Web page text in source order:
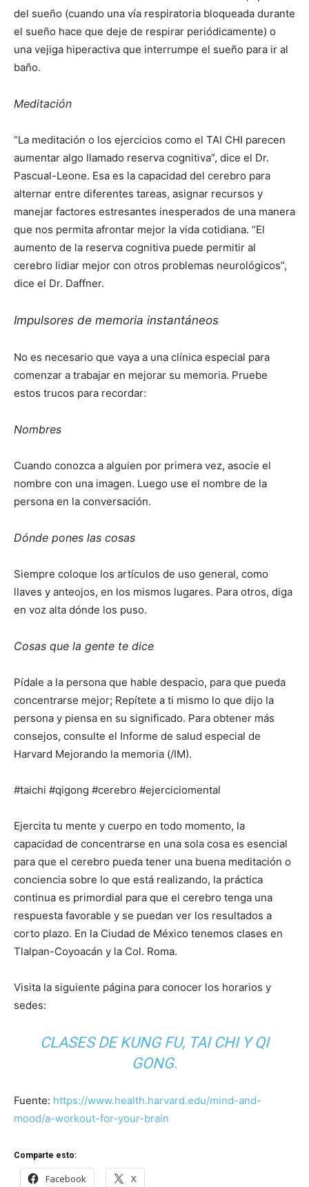
del sueño (cuando una vía respiratoria bloqueada durante
el sueño hace que deje de respirar periódicamente) o
una vejiga hiperactiva que interrumpe el sueño para ir al
baño.
Meditación
“La meditación o los ejercicios como el TAI CHI parecen
aumentar algo llamado reserva cognitiva”, dice el Dr.
Pascual-Leone. Esa es la capacidad del cerebro para
alternar entre diferentes tareas, asignar recursos y
manejar factores estresantes inesperados de una manera
que nos permita afrontar mejor la vida cotidiana. “El
aumento de la reserva cognitiva puede permitir al
cerebro lidiar mejor con otros problemas neurológicos”,
dice el Dr. Daffner.
Impulsores de memoria instantáneos
No es necesario que vaya a una clínica especial para
comenzar a trabajar en mejorar su memoria. Pruebe
estos trucos para recordar:
Nombres
Cuando conozca a alguien por primera vez, asocie el
nombre con una imagen. Luego use el nombre de la
persona en la conversación.
Dónde pones las cosas
Siempre coloque los artículos de uso general, como
llaves y anteojos, en los mismos lugares. Para otros, diga
en voz alta dónde los puso.
Cosas que la gente te dice
Pídale a la persona que hable despacio, para que pueda
concentrarse mejor; Repítete a ti mismo lo que dijo la
persona y piensa en su significado. Para obtener más
consejos, consulte el Informe de salud especial de
Harvard Mejorando la memoria (/IM).
#taichi #qigong #cerebro #ejerciciomental
Ejercita tu mente y cuerpo en todo momento, la
capacidad de concentrarse en una sola cosa es esencial
para que el cerebro pueda tener una buena meditación o
conciencia sobre lo que está realizando, la práctica
continua es primordial para que el cerebro tenga una
respuesta favorable y se puedan ver los resultados a
corto plazo. En la Ciudad de México tenemos clases en
Tlalpan-Coyoacán y la Col. Roma.
Visita la siguiente página para conocer los horarios y
sedes:
CLASES DE KUNG FU, TAI CHI Y QI
GONG.
Fuente: https://www.health.harvard.edu/mind-and-
mood/a-workout-for-your-brain
Comparte esto:
Facebook X